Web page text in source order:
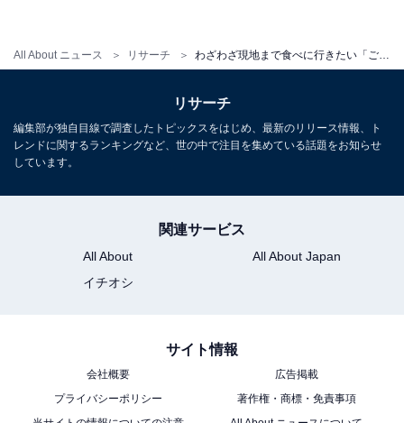
All About ニュース リサーチ
リサーチ
編集部が独自目線で調査したトピックスをはじめ、最新のリリース情報、ト
レンドに関するランキングなど、世の中で注目を集めている話題をお知らせ
しています。
関連サービス
All About
All About Japan
イチオシ
サイト情報
会社概要
広告掲載
プライバシーポリシー
著作権・商標・免責事項